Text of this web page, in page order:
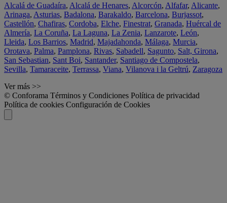
Alcalá de Guadaíra, Alcalá de Henares, Alcorcón, Alfafar, Alicante,
Arinaga, Asturias, Badalona, Barakaldo, Barcelona, Burjassot,
Castellón, Chafiras, Cordoba, Elche, Finestrat, Granada, Huércal de
Almería, La Coruña, La Laguna, La Zenia, Lanzarote, León,
Lleida, Los Barrios, Madrid, Majadahonda, Málaga, Murcia,
Orotava, Palma, Pamplona, Rivas, Sabadell, Sagunto, Salt, Girona,
San Sebastian, Sant Boi, Santander, Santiago de Compostela,
Sevilla, Tamaraceite, Terrassa, Viana, Vilanova i la Geltrú, Zaragoza
Ver más >>
© Conforama Términos y Condiciones Política de privacidad
Política de cookies Configuración de Cookies